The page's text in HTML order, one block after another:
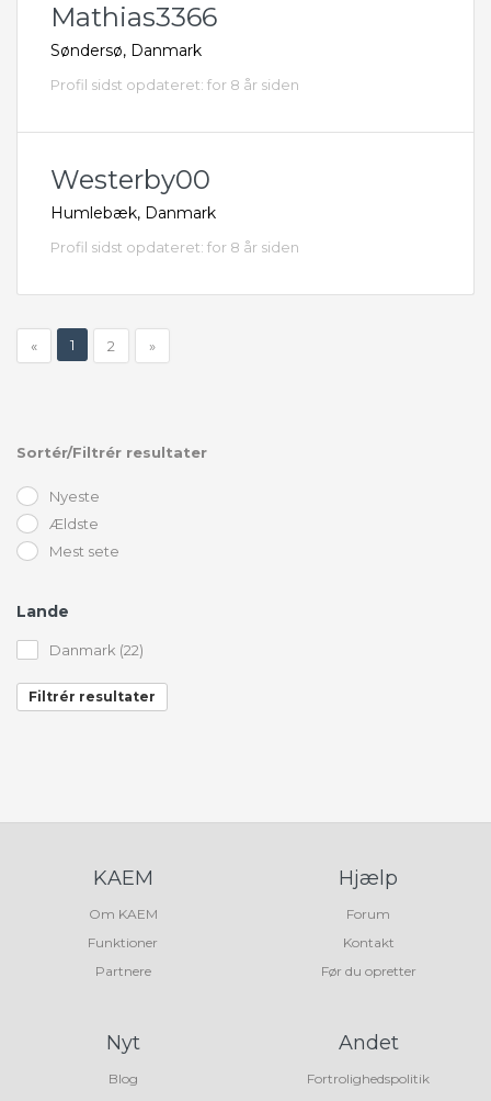
Mathias3366
Søndersø, Danmark
Profil sidst opdateret: for 8 år siden
Westerby00
Humlebæk, Danmark
Profil sidst opdateret: for 8 år siden
« 1 2 »
Sortér/Filtrér resultater
Nyeste
Ældste
Mest sete
Lande
Danmark (22)
Filtrér resultater
KAEM
Om KAEM
Funktioner
Partnere
Hjælp
Forum
Kontakt
Før du opretter
Nyt
Blog
Andet
Fortrolighedspolitik